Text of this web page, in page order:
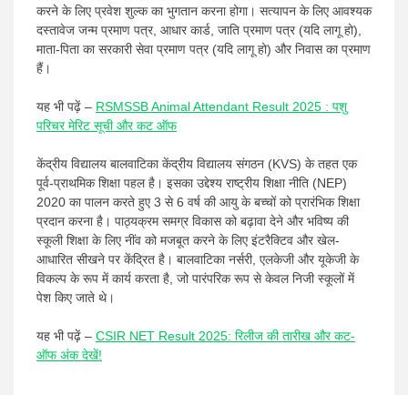
करने के लिए प्रवेश शुल्क का भुगतान करना होगा। सत्यापन के लिए आवश्यक
दस्तावेज जन्म प्रमाण पत्र, आधार कार्ड, जाति प्रमाण पत्र (यदि लागू हो),
माता-पिता का सरकारी सेवा प्रमाण पत्र (यदि लागू हो) और निवास का प्रमाण
हैं।
यह भी पढ़ें – RSMSSB Animal Attendant Result 2025 : पशु
परिचर मेरिट सूची और कट ऑफ
केंद्रीय विद्यालय बालवाटिका केंद्रीय विद्यालय संगठन (KVS) के तहत एक
पूर्व-प्राथमिक शिक्षा पहल है। इसका उद्देश्य राष्ट्रीय शिक्षा नीति (NEP)
2020 का पालन करते हुए 3 से 6 वर्ष की आयु के बच्चों को प्रारंभिक शिक्षा
प्रदान करना है। पाठ्यक्रम समग्र विकास को बढ़ावा देने और भविष्य की
स्कूली शिक्षा के लिए नींव को मजबूत करने के लिए इंटरैक्टिव और खेल-
आधारित सीखने पर केंद्रित है। बालवाटिका नर्सरी, एलकेजी और यूकेजी के
विकल्प के रूप में कार्य करता है, जो पारंपरिक रूप से केवल निजी स्कूलों में
पेश किए जाते थे।
यह भी पढ़ें – CSIR NET Result 2025: रिलीज की तारीख और कट-
ऑफ अंक देखें!